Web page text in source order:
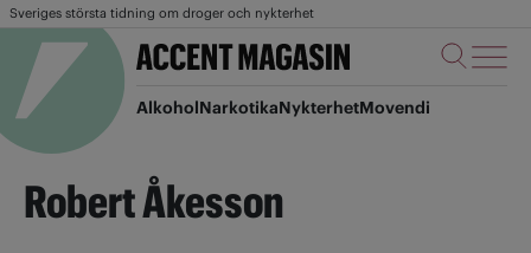
Sveriges största tidning om droger och nykterhet
AlkoholNarkotikaNykterhetMovendi
Robert Åkesson